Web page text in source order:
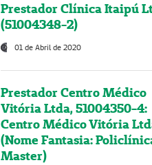
Prestador Clínica Itaipú
(51004348-2)
01 de Abril de 2020
Prestador Centro Médico
Vitória Ltda, 51004350-4:
Centro Médico Vitória
(Nome Fantasia:
Master)